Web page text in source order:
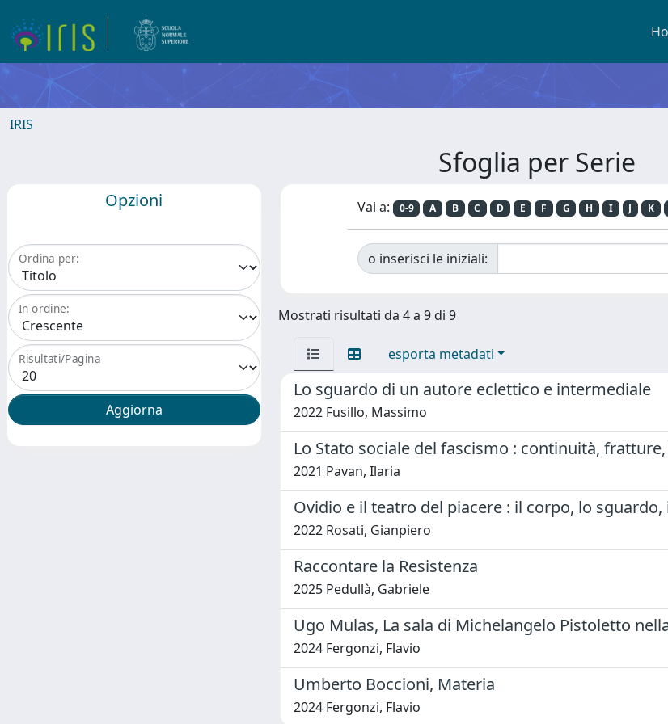
IRIS
Sfoglia per Serie
Opzioni
Ordina per:
In ordine:
Risultati/Pagina
Vai a: 0-9 A B C D E F G H I J K
o inserisci le iniziali:
Mostrati risultati da 4 a 9 di 9
esporta metadati
Lo sguardo di un autore eclettico e intermediale
2022 Fusillo, Massimo
Lo Stato sociale del fascismo : continuità,
2021 Pavan, Ilaria
Ovidio e il teatro del piacere : il corpo, lo
2022 Rosati, Gianpiero
Raccontare la Resistenza
2025 Pedullà, Gabriele
Ugo Mulas, La sala di Michelangelo Pistoletto
2024 Fergonzi, Flavio
Umberto Boccioni, Materia
2024 Fergonzi, Flavio